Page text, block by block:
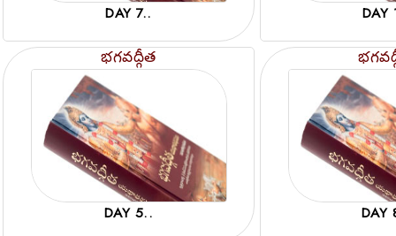
DAY 7.. DAY
భగవద్గీత
DAY 5.. DAY